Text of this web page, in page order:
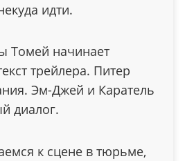
идти.
Томей начинает
трейлера. Питер
Эм-Джей и Каратель
диалог.
к сцене в тюрьме,